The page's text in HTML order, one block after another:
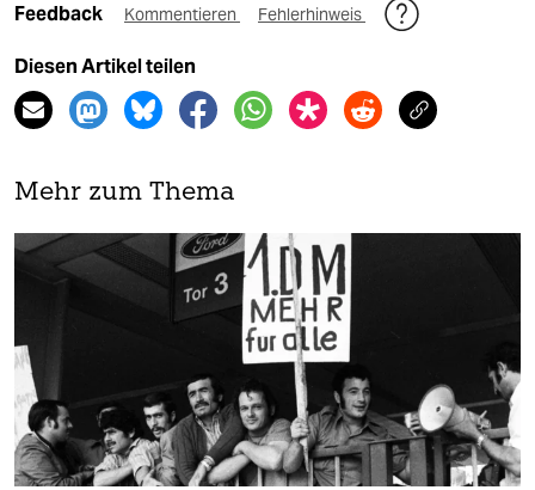
Feedback Kommentieren Fehlerhinweis
Diesen Artikel teilen
Mehr zum Thema